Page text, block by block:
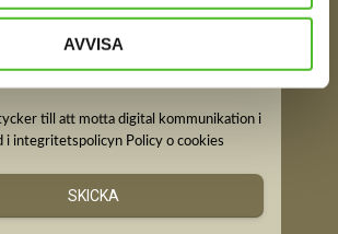
AVVISA
till att motta digital kommunikation i
i integritetspolicyn Policy o cookies
SKICKA